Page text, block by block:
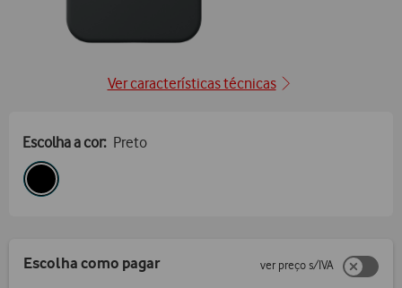
Ver características técnicas
Escolha a cor: Preto
Escolha como pagar ver preço s/IVA